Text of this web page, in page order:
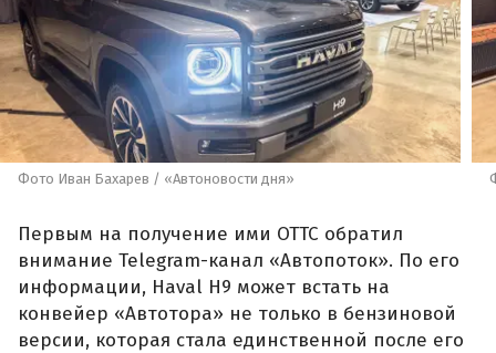
Фото Иван Бахарев / «Автоновости дня»
Первым на получение ими ОТТС обратил
внимание Telegram-канал «Автопоток». По его
информации, Haval H9 может встать на
конвейер «Автотора» не только в бензиновой
версии, которая стала единственной после его